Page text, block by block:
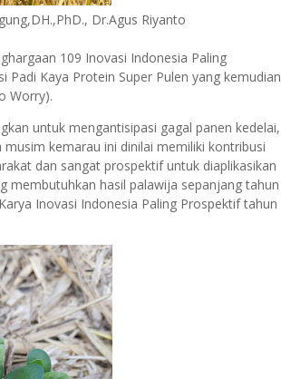
Dr.Agus Riyanto
109 Inovasi Indonesia Paling
Kaya Protein Super Pulen yang kemudian
Worry).
untuk mengantisipasi gagal panen kedelai,
kemarau ini dinilai memiliki kontribusi
dan sangat prospektif untuk diaplikasikan
membutuhkan hasil palawija sepanjang tahun
Inovasi Indonesia Paling Prospektif tahun